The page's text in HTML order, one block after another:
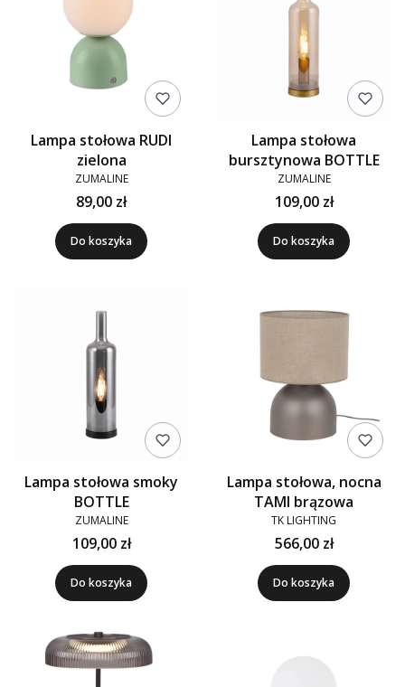
Lampa stołowa RUDI
zielona
ZUMALINE
89,00 zł
Do koszyka
Lampa stołowa
bursztynowa BOTTLE
ZUMALINE
109,00 zł
Do koszyka
Lampa stołowa smoky
BOTTLE
ZUMALINE
109,00 zł
Do koszyka
Lampa stołowa, nocna
TAMI brązowa
TK LIGHTING
566,00 zł
Do koszyka